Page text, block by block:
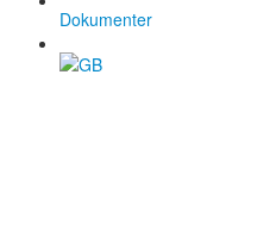
Dokumenter